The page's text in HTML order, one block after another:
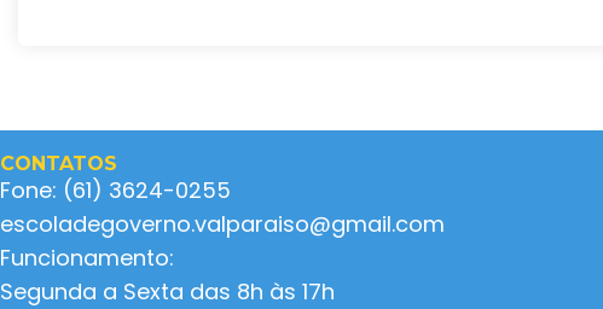
CONTATOS
Fone: (61) 3624-0255
escoladegoverno.valparaiso@gmail.com
Funcionamento:
Segunda a Sexta das 8h às 17h